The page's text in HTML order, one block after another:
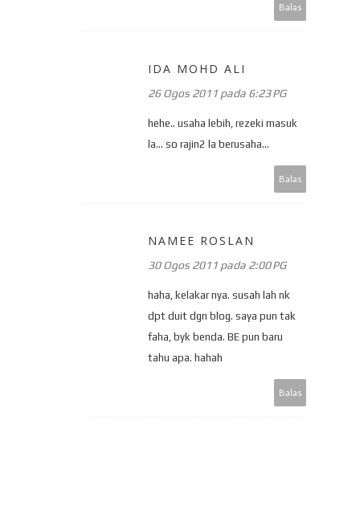
Balas
IDA MOHD ALI
26 Ogos 2011 pada 6:23 PG
hehe.. usaha lebih, rezeki masuk
la... so rajin2 la berusaha...
Balas
NAMEE ROSLAN
30 Ogos 2011 pada 2:00 PG
haha, kelakar nya. susah lah nk
dpt duit dgn blog. saya pun tak
faha, byk benda. BE pun baru
tahu apa. hahah
Balas